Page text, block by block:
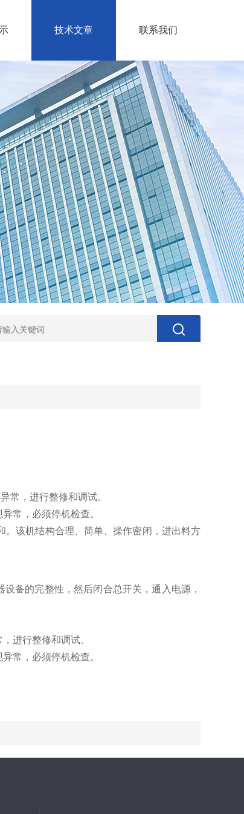
技术文章 联系我们
常，进行整修和调试。
常，必须停机检查。
该机结构合理、简单、操作密闭，进出料方
备的完整性，然后闭合总开关，通入电源，
进行整修和调试。
常，必须停机检查。